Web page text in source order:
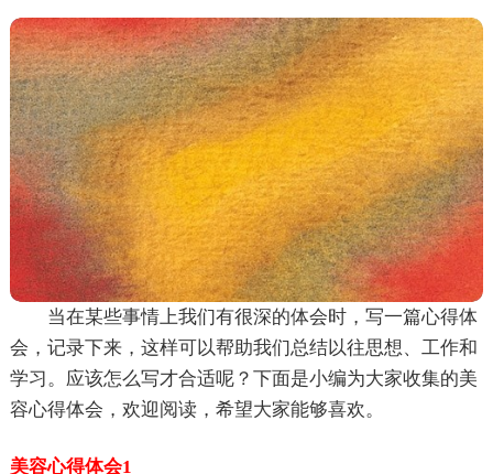
当在某些事情上我们有很深的体会时，写一篇心得体
会，记录下来，这样可以帮助我们总结以往思想、工作和
学习。应该怎么写才合适呢？下面是小编为大家收集的美
容心得体会，欢迎阅读，希望大家能够喜欢。
美容心得体会1